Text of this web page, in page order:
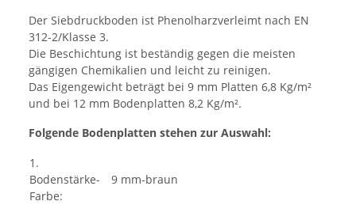
Der Siebdruckboden ist Phenolharzverleimt nach EN
312-2/Klasse 3.
Die Beschichtung ist beständig gegen die meisten
gängigen Chemikalien und leicht zu reinigen.
Das Eigengewicht beträgt bei 9 mm Platten 6,8 Kg/m²
und bei 12 mm Bodenplatten 8,2 Kg/m².
Folgende Bodenplatten stehen zur Auswahl:
1.
Bodenstärke-
Farbe:
9 mm-braun